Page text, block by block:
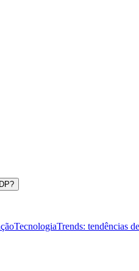
TecnologiaTrends: tendências